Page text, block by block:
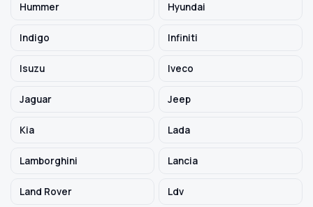
Hummer Hyundai
Indigo Infiniti
Isuzu Iveco
Jaguar Jeep
Kia Lada
Lamborghini Lancia
Land Rover Ldv